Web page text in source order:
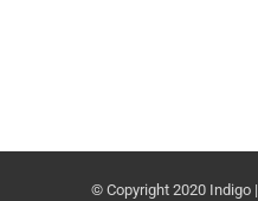
© Copyright 2020 Indigo |